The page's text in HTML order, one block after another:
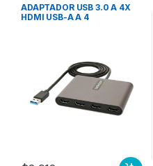
ADAPTADOR USB 3.0 A 4X
HDMI USB-A A 4